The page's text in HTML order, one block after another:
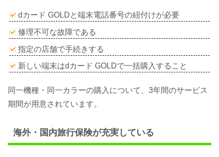
dカード GOLDと端末電話番号の紐付けが必要
修理不可な故障である
指定の店舗で手続きする
新しい端末はdカード GOLDで一括購入すること
同一機種・同一カラーの購入について、3年間のサービス
期間が用意されています。
海外・国内旅行保険が充実している